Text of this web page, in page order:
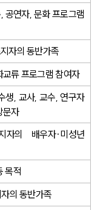
공연자, 문화 프로그램
자의 동반가족
교류 프로그램 참여자
생, 교사, 교수, 연구자
문자
의 배우자·미성년
목적
의 동반가족